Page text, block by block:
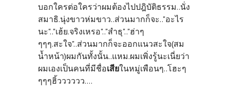
บอกใครต่อใครว่าผมต้องไปปฎิบัติธรรม..นั่ง
สมาธิ.นุ่งขาวห่มขาว..ส่วนมากก็จะ.."อะไร
นะ".."เฮ้ย.จริงเหรอ".."สำธุ".."ฮ่าๆ
ๆๆๆ.สะใจ"..ส่วนมากก็จะออกแนวสะใจ(สม
น้ำหน้า)ผมกันทั้งนั้น..แหม.ผมเพิ่งรู้นะเนี่ยว่า
ผมเองเป็นคนที่มีชื่อเสียในหมู่เพือนๆ..โฮะๆ
ๆๆๆฮิ้วววววว....